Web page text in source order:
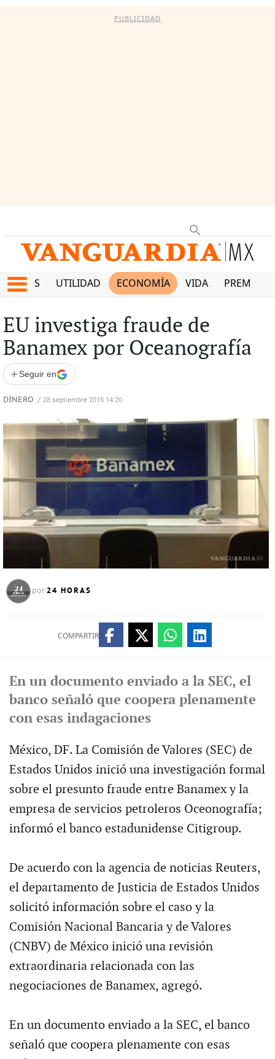
PUBLICIDAD
UTILIDAD ECONOMÍA VIDA PREMIUM
EU investiga fraude de
Banamex por Oceanografía
+ Seguir en
DINERO / 28 septiembre 2015 14:20
por 24 HORAS
COMPARTIR
En un documento enviado a la SEC, el
banco señaló que coopera plenamente
con esas indagaciones
México, DF. La Comisión de Valores (SEC) de
Estados Unidos inició una investigación formal
sobre el presunto fraude entre Banamex y la
empresa de servicios petroleros Oceonografía;
informó el banco estadunidense Citigroup.
De acuerdo con la agencia de noticias Reuters,
el departamento de Justicia de Estados Unidos
solicitó información sobre el caso y la
Comisión Nacional Bancaria y de Valores
(CNBV) de México inició una revisión
extraordinaria relacionada con las
negociaciones de Banamex, agregó.
En un documento enviado a la SEC, el banco
señaló que coopera plenamente con esas